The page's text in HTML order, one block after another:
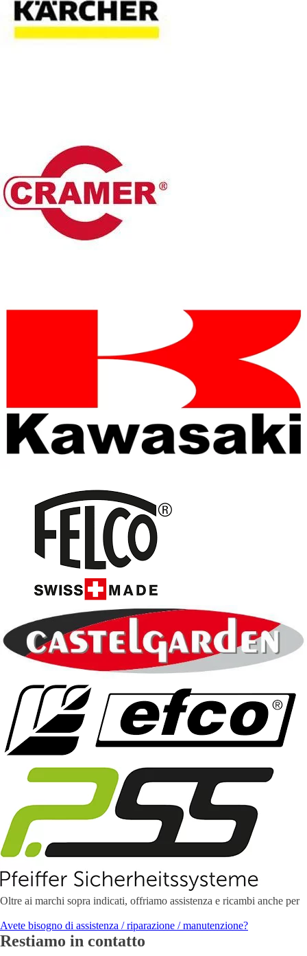
Oltre ai marchi sopra indicati, offriamo assistenza e ricambi anche per
Avete bisogno di assistenza / riparazione / manutenzione?
Restiamo in contatto